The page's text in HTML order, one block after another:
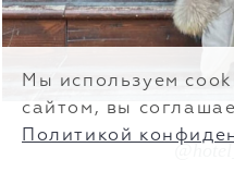
Мы используем
сайтом, вы
Политикой